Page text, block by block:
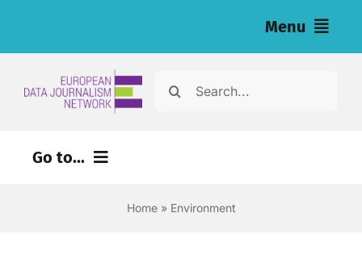
Menu
Eszközök újságírók számára (eng)
Search
Go to...
Home» Environment